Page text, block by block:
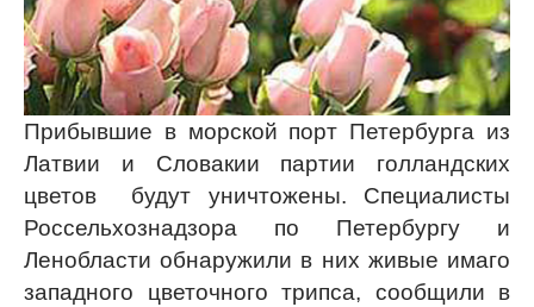
Прибывшие в морской порт Петербурга из
Латвии и Словакии партии голландских
цветов будут уничтожены. Специалисты
Россельхознадзора по Петербургу и
Ленобласти обнаружили в них живые имаго
западного цветочного трипса, сообщили в